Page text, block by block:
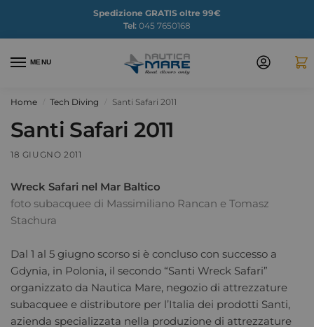
Spedizione GRATIS oltre 99€
Tel: 045 7650168
MENU
Home Tech Diving Santi Safari 2011
Santi Safari 2011
18 GIUGNO 2011
Wreck Safari nel Mar Baltico
foto subacquee di Massimiliano Rancan e Tomasz
Stachura
Dal 1 al 5 giugno scorso si è concluso con successo a
Gdynia, in Polonia, il secondo “Santi Wreck Safari”
organizzato da Nautica Mare, negozio di attrezzature
subacquee e distributore per l’Italia dei prodotti Santi,
azienda specializzata nella produzione di attrezzature